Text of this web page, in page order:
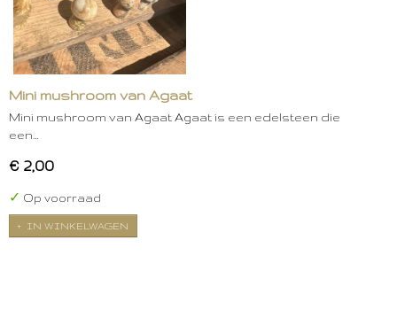
Mini mushroom van Agaat
Mini mushroom van Agaat Agaat is een edelsteen die
een…
€ 2,00
✓ Op voorraad
IN WINKELWAGEN